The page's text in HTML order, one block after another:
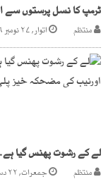
منتظم اتوار, ۲۷ نومبر ۲۰۱۶
منتظم جمعرات, ۲۲ دسمبر ۲۰۱۶